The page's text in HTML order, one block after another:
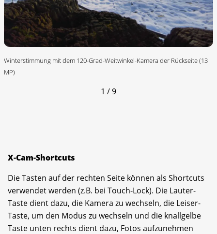
Winterstimmung mit dem 120-Grad-Weitwinkel-Kamera der Rückseite (13
MP)
1 / 9
X-Cam-Shortcuts
Die Tasten auf der rechten Seite können als Shortcuts
verwendet werden (z.B. bei Touch-Lock). Die Lauter-
Taste dient dazu, die Kamera zu wechseln, die Leiser-
Taste, um den Modus zu wechseln und die knallgelbe
Taste unten rechts dient dazu, Fotos aufzunehmen